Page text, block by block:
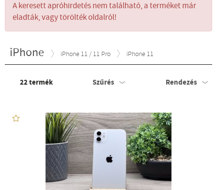
A keresett apróhirdetés nem található, a terméket már
eladták, vagy törölték oldalról!
iPhone iPhone 11 / 11 Pro iPhone 11
22termék Szűrés Rendezés